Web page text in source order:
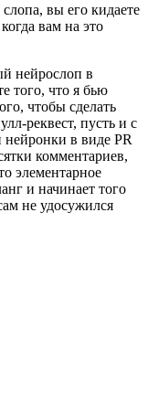
вы его кидаете
вам на это
нейрослоп в
того, что я бью
чтобы сделать
реквест, пусть и с
в виде PR
комментариев,
элементарное
и начинает того
не удосужился